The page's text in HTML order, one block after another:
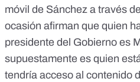
móvil de Sánchez a través
ocasión afirman que quien
presidente del Gobierno es
supuestamente es quien
tendría acceso al contenido